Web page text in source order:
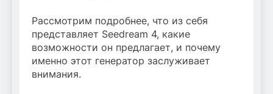
Рассмотрим подробнее, что из себя
представляет Seedream 4, какие
возможности он предлагает, и почему
именно этот генератор заслуживает
внимания.